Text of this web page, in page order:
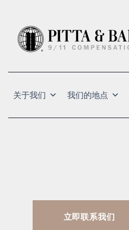
关于我们 我们的地点
立即联系我们